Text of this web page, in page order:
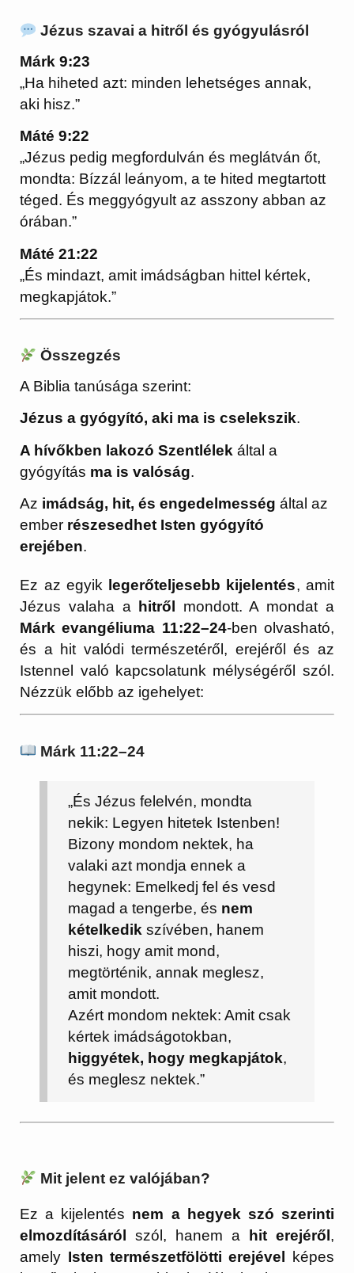
Jézus szavai a hitről és gyógyulásról
Márk 9:23
„Ha hiheted azt: minden lehetséges annak,
aki hisz.”
Máté 9:22
„Jézus pedig megfordulván és meglátván őt,
mondta: Bízzál leányom, a te hited megtartott
téged. És meggyógyult az asszony abban az
órában.”
Máté 21:22
„És mindazt, amit imádságban hittel kértek,
megkapjátok.”
Összegzés
A Biblia tanúsága szerint:
Jézus a gyógyító, aki ma is cselekszik.
A hívőkben lakozó Szentlélek által a
gyógyítás ma is valóság.
Az imádság, hit, és engedelmesség által az
ember részesedhet Isten gyógyító
erejében.
Ez az egyik legerőteljesebb kijelentés, amit
Jézus valaha a
hitről
mondott. A mondat a
Márk evangéliuma 11:22–24-ben olvasható,
és a hit valódi természetéről, erejéről és az
Istennel való kapcsolatunk mélységéről szól.
Nézzük előbb az igehelyet:
Márk 11:22–24
„És Jézus felelvén, mondta
nekik: Legyen hitetek Istenben!
Bizony mondom nektek, ha
valaki azt mondja ennek a
hegynek: Emelkedj fel és vesd
magad a tengerbe, és nem
kételkedik szívében, hanem
hiszi, hogy amit mond,
megtörténik, annak meglesz,
amit mondott.
Azért mondom nektek: Amit csak
kértek imádságotokban,
higgyétek, hogy megkapjátok,
és meglesz nektek.”
Mit jelent ez valójában?
Ez a kijelentés nem a hegyek szó szerinti
elmozdításáról szól, hanem a hit erejéről,
amely Isten természetfölötti erejével képes